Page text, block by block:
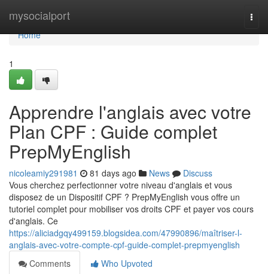
mysocialport
Home
Home
1
Apprendre l'anglais avec votre
Plan CPF : Guide complet
PrepMyEnglish
nicoleamiy291981 81 days ago News
Discuss
Vous cherchez perfectionner votre niveau d'anglais et vous
disposez de un Dispositif CPF ? PrepMyEnglish vous offre un
tutoriel complet pour mobiliser vos droits CPF et payer vos cours
d'anglais. Ce
https://aliciadgqy499159.blogsidea.com/47990896/maîtriser-l-
anglais-avec-votre-compte-cpf-guide-complet-prepmyenglish
Comments
Who Upvoted